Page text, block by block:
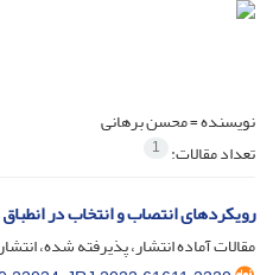
نویسنده =محسن برهانی
تعداد مقالات: 1
رویکردهای انتصاب و انتخاب در
مقالات آماده انتشار، پذیرفته شده، انتشار